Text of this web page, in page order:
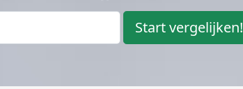
Start vergelijken!